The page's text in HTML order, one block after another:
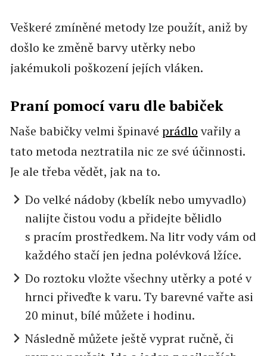
Veškeré zmíněné metody lze použít, aniž by
došlo ke změně barvy utěrky nebo
jakémukoli poškození jejích vláken.
Praní pomocí varu dle babiček
Naše babičky velmi špinavé prádlovařily a
tato metoda neztratila nic ze své účinnosti.
Je ale třeba vědět, jak na to.
Do velké nádoby (kbelík nebo umyvadlo)
nalijte čistou vodu a přidejte bělidlo
s pracím prostředkem. Na litr vody vám od
každého stačí jen jedna polévková lžíce.
Do roztoku vložte všechny utěrky a poté v
hrnci přiveďte k varu. Ty barevné vařte asi
20 minut, bílé můžete i hodinu.
Následně můžete ještě vyprat ručně, či